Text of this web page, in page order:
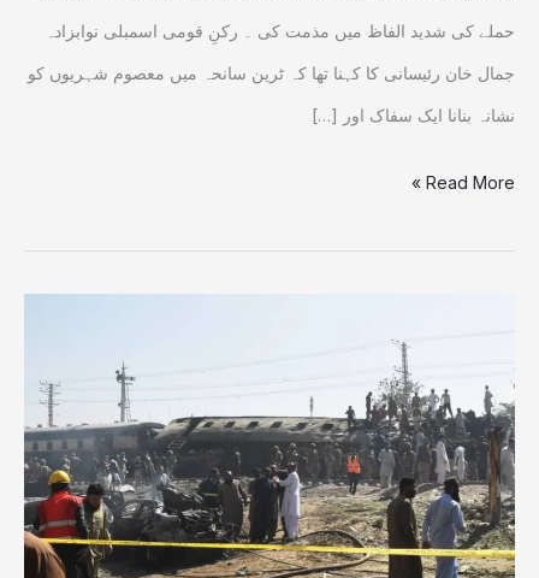
حملے کی شدید الفاظ میں مذمت کی ۔ رکنِ قومی اسمبلی نوابزادہ
جمال خان رئیسانی کا کہنا تھا کہ ٹرین سانحہ میں معصوم شہریوں کو
نشانہ بنانا ایک سفاک اور […]
Read More »
دہشتگردی،بلوچ
عوام
کا
سکیورٹی
فورسز
کیساتھ